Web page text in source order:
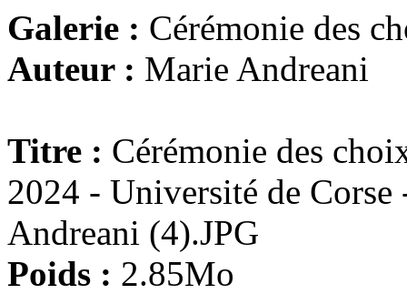
Galerie : Cérémonie des
Auteur : Marie Andreani
Titre : Cérémonie des
2024 - Université de
Andreani (4).JPG
Poids : 2.85Mo